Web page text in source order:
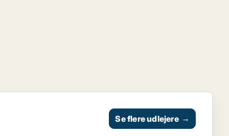
Se flere udlejere →